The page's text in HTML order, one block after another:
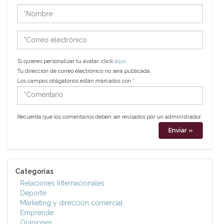
*Nombre
*Correo
electrónico
Si quieres personalizar tu avatar, click aquí.
Tu dirección de correo electrónico no será publicada.
Los campos obligatorios están marcados con *
*Comentario
Recuerda que los comentarios deben ser revisados por un administrador.
Categorías
Relaciones Internacionales
Deporte
Marketing y dirección comercial
Emprende